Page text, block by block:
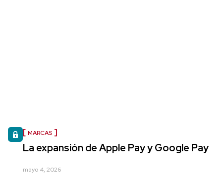
MARCAS
La expansión de Apple Pay y Google Pay
mayo 4, 2026